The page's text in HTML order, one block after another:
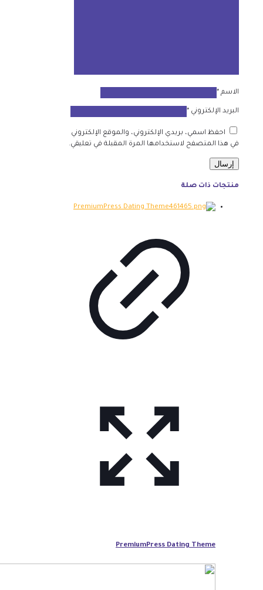
الاسم *
البريد الإلكتروني *
احفظ اسمي، بريدي الإلكتروني، والموقع الإلكتروني
في هذا المتصفح لاستخدامها المرة المقبلة في تعليقي.
منتجات ذات صلة
PremiumPress Dating Theme